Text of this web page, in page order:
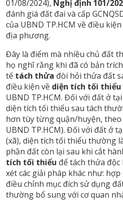
01/08/2024), Nghị định 101/
đánh giá đất đai và cấp
của UBND TP.HCM về điều
địa phương.
Đây là điểm mà nhiều chủ đất
họ nghĩ rằng khi đã có bản
tế tách thửa đòi hỏi thửa đất
điều kiện về diện tích tối thiểu
UBND TP.HCM. Đối với đất ở
diện tích tối thiểu sau tách
hơn tùy từng quận/huyện, theo
UBND TP.HCM). Đối với đất ở
(xã), diện tích tối thiểu thường
phần đất còn lại sau khi cắt
tích tối thiểu để tách thửa độc
xét các giải pháp khác như:
điều chỉnh mục đích sử dụng
thường bổ sung với cơ quan